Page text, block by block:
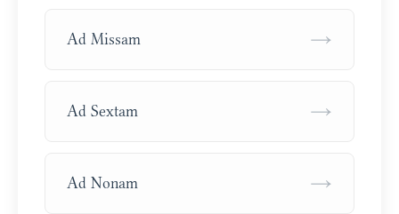
Ad Missam →
Ad Sextam →
Ad Nonam →